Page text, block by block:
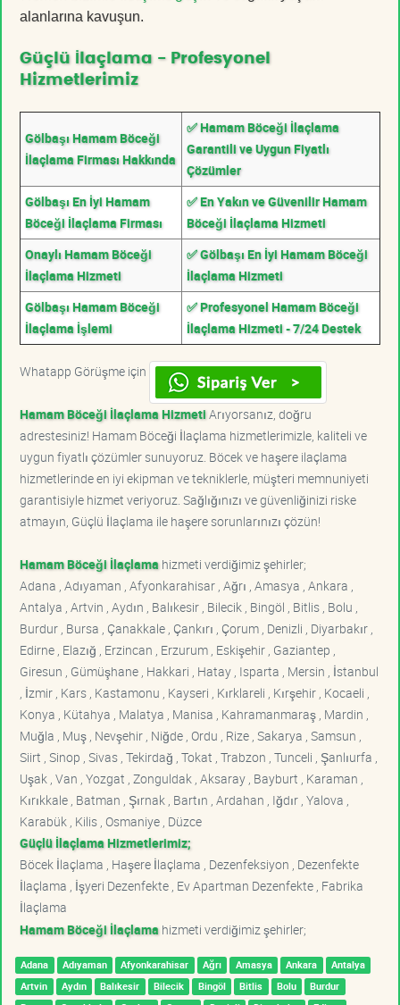
alanlarına kavuşun.
Güçlü İlaçlama - Profesyonel
Hizmetlerimiz
Gölbaşı Hamam Böceği
İlaçlama Firması Hakkında
✅ Hamam Böceği İlaçlama
Garantili ve Uygun Fiyatlı
Çözümler
Gölbaşı En İyi Hamam
Böceği İlaçlama Firması
✅ En Yakın ve Güvenilir Hamam
Böceği İlaçlama Hizmeti
Onaylı Hamam Böceği
İlaçlama Hizmeti
✅ Gölbaşı En İyi Hamam Böceği
İlaçlama Hizmeti
Gölbaşı Hamam Böceği
İlaçlama İşlemi
✅ Profesyonel Hamam Böceği
İlaçlama Hizmeti - 7/24 Destek
Whatapp Görüşme için
Hamam Böceği İlaçlama HizmetiArıyorsanız, doğru
adrestesiniz! Hamam Böceği İlaçlama hizmetlerimizle, kaliteli ve
uygun fiyatlı çözümler sunuyoruz. Böcek ve haşere ilaçlama
hizmetlerinde en iyi ekipman ve tekniklerle, müşteri memnuniyeti
garantisiyle hizmet veriyoruz. Sağlığınızı ve güvenliğinizi riske
atmayın, Güçlü İlaçlama ile haşere sorunlarınızı çözün!
Hamam Böceği İlaçlama hizmeti verdiğimiz şehirler;
Adana , Adıyaman , Afyonkarahisar , Ağrı , Amasya , Ankara ,
Antalya , Artvin , Aydın , Balıkesir , Bilecik , Bingöl , Bitlis , Bolu ,
Burdur , Bursa , Çanakkale , Çankırı , Çorum , Denizli , Diyarbakır ,
Edirne , Elazığ , Erzincan , Erzurum , Eskişehir , Gaziantep ,
Giresun , Gümüşhane , Hakkari , Hatay , Isparta , Mersin , İstanbul
, İzmir , Kars , Kastamonu , Kayseri , Kırklareli , Kırşehir , Kocaeli ,
Konya , Kütahya , Malatya , Manisa , Kahramanmaraş , Mardin ,
Muğla , Muş , Nevşehir , Niğde , Ordu , Rize , Sakarya , Samsun ,
Siirt , Sinop , Sivas , Tekirdağ , Tokat , Trabzon , Tunceli , Şanlıurfa ,
Uşak , Van , Yozgat , Zonguldak , Aksaray , Bayburt , Karaman ,
Kırıkkale , Batman , Şırnak , Bartın , Ardahan , Iğdır , Yalova ,
Karabük , Kilis , Osmaniye , Düzce
Güçlü İlaçlama Hizmetlerimiz;
Böcek İlaçlama , Haşere İlaçlama , Dezenfeksiyon , Dezenfekte
İlaçlama , İşyeri Dezenfekte , Ev Apartman Dezenfekte , Fabrika
İlaçlama
Hamam Böceği İlaçlama hizmeti verdiğimiz şehirler;
Adana Adıyaman Afyonkarahisar Ağrı Amasya Ankara
Antalya
Artvin
Aydın Balıkesir Bilecik Bingöl Bitlis Bolu
Burdur